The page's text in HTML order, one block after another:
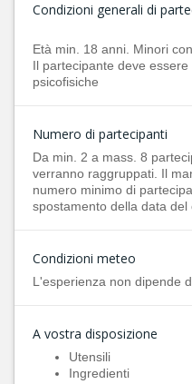
Condizioni generali di
Età min. 18 anni. Minori
Il partecipante deve
psicofisiche
Numero di partecipanti
Da min. 2 a mass. 8
verranno raggruppati. Il
numero minimo di
spostamento della data del
Condizioni meteo
L'esperienza non dipende
A vostra disposizione
Utensili
Ingredienti